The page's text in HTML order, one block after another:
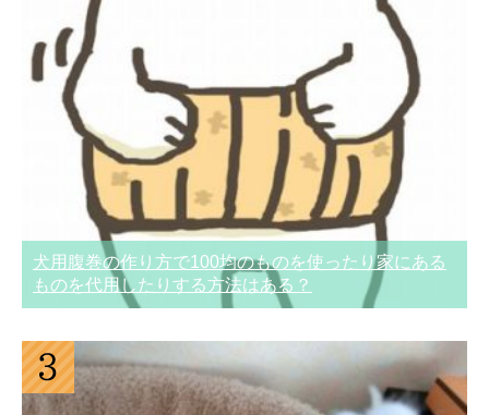
犬用腹巻の作り方で100均のものを使ったり家にある
ものを代用したりする方法はある？